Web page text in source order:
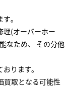
す｡
理(オーバーホー
なため、 その分他
ります。
買取となる可能性